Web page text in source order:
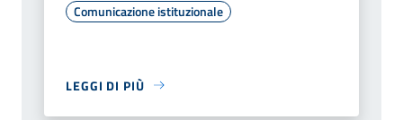
Comunicazione istituzionale
LEGGI DI PIÙ